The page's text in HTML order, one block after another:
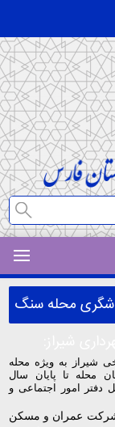
محله سنگ
شیراز:
شیراز به ویژه محله
محله تا پایان سال
دفتر امور اجتماعی و
شرکت عمران و مسکن